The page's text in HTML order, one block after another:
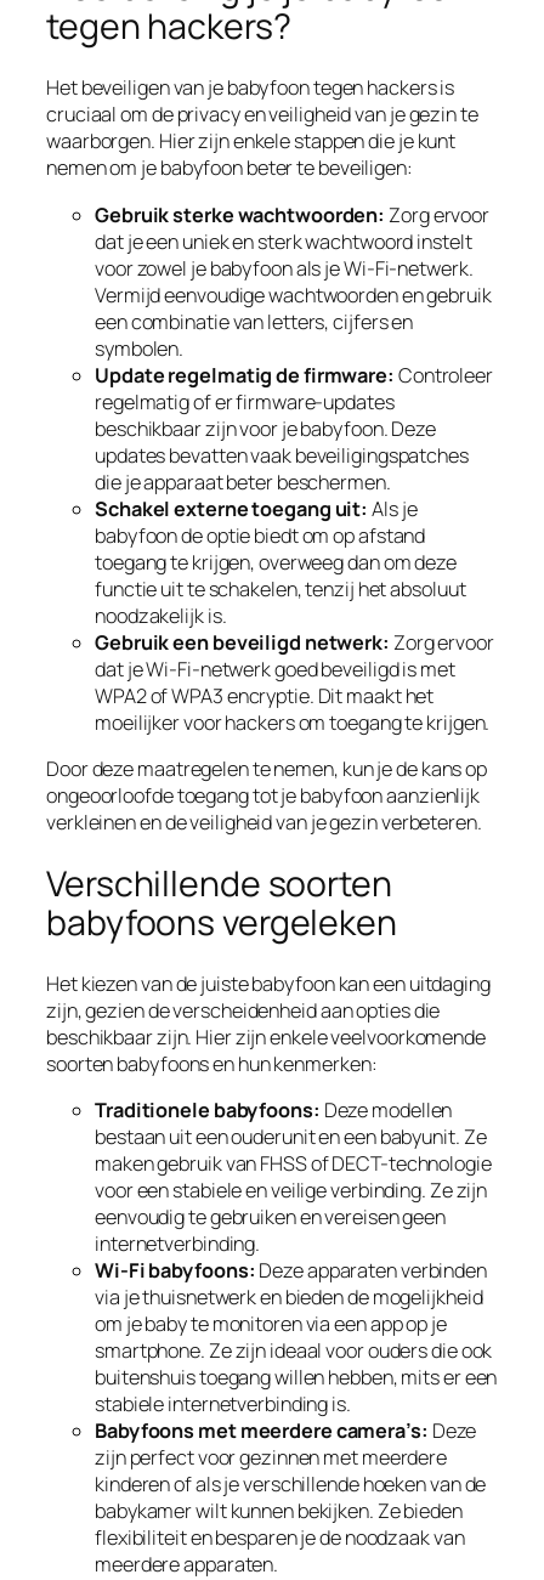
tegen hackers?
Het beveiligen van je babyfoon tegen hackers is
cruciaal om de privacy en veiligheid van je gezin te
waarborgen. Hier zijn enkele stappen die je kunt
nemen om je babyfoon beter te beveiligen:
Gebruik sterke wachtwoorden: Zorg ervoor
dat je een uniek en sterk wachtwoord instelt
voor zowel je babyfoon als je Wi-Fi-netwerk.
Vermijd eenvoudige wachtwoorden en gebruik
een combinatie van letters, cijfers en
symbolen.
Update regelmatig de firmware: Controleer
regelmatig of er firmware-updates
beschikbaar zijn voor je babyfoon. Deze
updates bevatten vaak beveiligingspatches
die je apparaat beter beschermen.
Schakel externe toegang uit: Als je
babyfoon de optie biedt om op afstand
toegang te krijgen, overweeg dan om deze
functie uit te schakelen, tenzij het absoluut
noodzakelijk is.
Gebruik een beveiligd netwerk: Zorg ervoor
dat je Wi-Fi-netwerk goed beveiligd is met
WPA2 of WPA3 encryptie. Dit maakt het
moeilijker voor hackers om toegang te krijgen.
Door deze maatregelen te nemen, kun je de kans op
ongeoorloofde toegang tot je babyfoon aanzienlijk
verkleinen en de veiligheid van je gezin verbeteren.
Verschillende soorten
babyfoons vergeleken
Het kiezen van de juiste babyfoon kan een uitdaging
zijn, gezien de verscheidenheid aan opties die
beschikbaar zijn. Hier zijn enkele veelvoorkomende
soorten babyfoons en hun kenmerken:
Traditionele babyfoons: Deze modellen
bestaan uit een ouderunit en een babyunit. Ze
maken gebruik van FHSS of DECT-technologie
voor een stabiele en veilige verbinding. Ze zijn
eenvoudig te gebruiken en vereisen geen
internetverbinding.
Wi-Fi babyfoons: Deze apparaten verbinden
via je thuisnetwerk en bieden de mogelijkheid
om je baby te monitoren via een app op je
smartphone. Ze zijn ideaal voor ouders die ook
buitenshuis toegang willen hebben, mits er een
stabiele internetverbinding is.
Babyfoons met meerdere camera’s: Deze
zijn perfect voor gezinnen met meerdere
kinderen of als je verschillende hoeken van de
babykamer wilt kunnen bekijken. Ze bieden
flexibiliteit en besparen je de noodzaak van
meerdere apparaten.